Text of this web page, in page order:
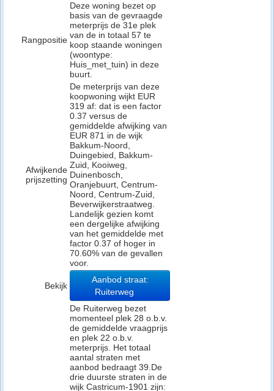
Rangpositie
Deze woning bezet op
basis van de gevraagde
meterprijs de 31e plek
van de in totaal 57 te
koop staande woningen
(woontype:
Huis_met_tuin) in deze
buurt.
Afwijkende
prijszetting
De meterprijs van deze
koopwoning wijkt EUR
319 af: dat is een factor
0.37 versus de
gemiddelde afwijking van
EUR 871 in de wijk
Bakkum-Noord,
Duingebied, Bakkum-
Zuid, Kooiweg,
Duinenbosch,
Oranjebuurt, Centrum-
Noord, Centrum-Zuid,
Beverwijkerstraatweg.
Landelijk gezien komt
een dergelijke afwijking
van het gemiddelde met
factor 0.37 of hoger in
70.60% van de gevallen
voor.
Bekijk
Aanbod straat:
Ruiterweg
De Ruiterweg bezet
momenteel plek 28 o.b.v.
de gemiddelde vraagprijs
en plek 22 o.b.v.
meterprijs. Het totaal
aantal straten met
aanbod bedraagt 39.De
drie duurste straten in de
wijk Castricum-1901 zijn: